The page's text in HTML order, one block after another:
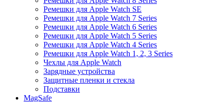
Ремешки для Apple Watch SE
Ремешки для Apple Watch 7 Series
Ремешки для Apple Watch 6 Series
Ремешки для Apple Watch 5 Series
Ремешки для Apple Watch 4 Series
Ремешки для Apple Watch 1, 2, 3 Series
Чехлы для Apple Watch
Зарядные устройства
Защитные пленки и стекла
Подставки
MagSafe